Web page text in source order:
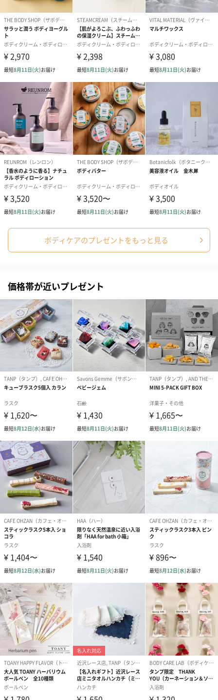
愛らしいぬいぐるみを同梱してお届けします。
誕生日・記念日・出産祝いなどのシーンにおすすめです。
フラワーテディベア
（2,390円）
テディベア（バニラ）
（1,760円）
テディベア（
ル）（1,760
紅茶・コーヒー・スイーツ
紅茶・コーヒー・スイーツを同梱してお届けいたします。ギフト
への＋αにおすすめです。
アールグレイ（HAPPY
BIRTHDAY TO YOU）
（660円）
円）
スイーツ
スイーツを同梱してお届けいたします。ギフトへの＋αにおすすめ
ゼリーバウム カット
（レモン＆紅茶）（432
円）
麦わらパンダバウム
（バナナ味）（540円）
3層デザート
り〜 3号（864
スキンケアグッズ
スキンケアグッズを同梱してお届けします。
ハンドクリーム3本セッ
ト【ありがとう】
（1,100円）
シャワージェル＆ハン
ドクリーム（ピンクグ
レープフルーツ）
（2,145円）
シャワージェ
ドクリーム（
ッシュローズ
円）
ボディケアのプレゼントをもっと見る
価格帯が近いプレゼント